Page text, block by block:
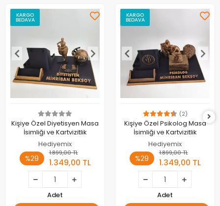
KARGO
BEDAVA
Kişiye Özel Diyetisyen Masa
İsimliği ve Kartvizitlik
Hediyemix
%29
1.899,00 TL
1.349,00 TL
Adet
KARGO
BEDAVA
(2)
Kişiye Özel Psikolog Masa
İsimliği ve Kartvizitlik
Hediyemix
%29
1.899,00 TL
1.349,00 TL
Adet